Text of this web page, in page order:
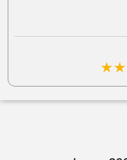
☆
☆